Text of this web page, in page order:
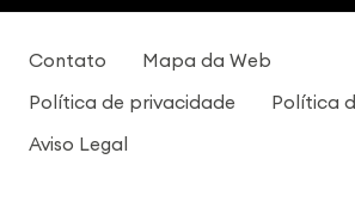
Contato
Mapa da Web
Política de privacidade
Política
Aviso Legal